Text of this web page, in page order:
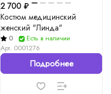
2 700 ₽
Костюм медицинский
женский "Линда"
0
Есть в наличии
Арт. 0001276
Подробнее